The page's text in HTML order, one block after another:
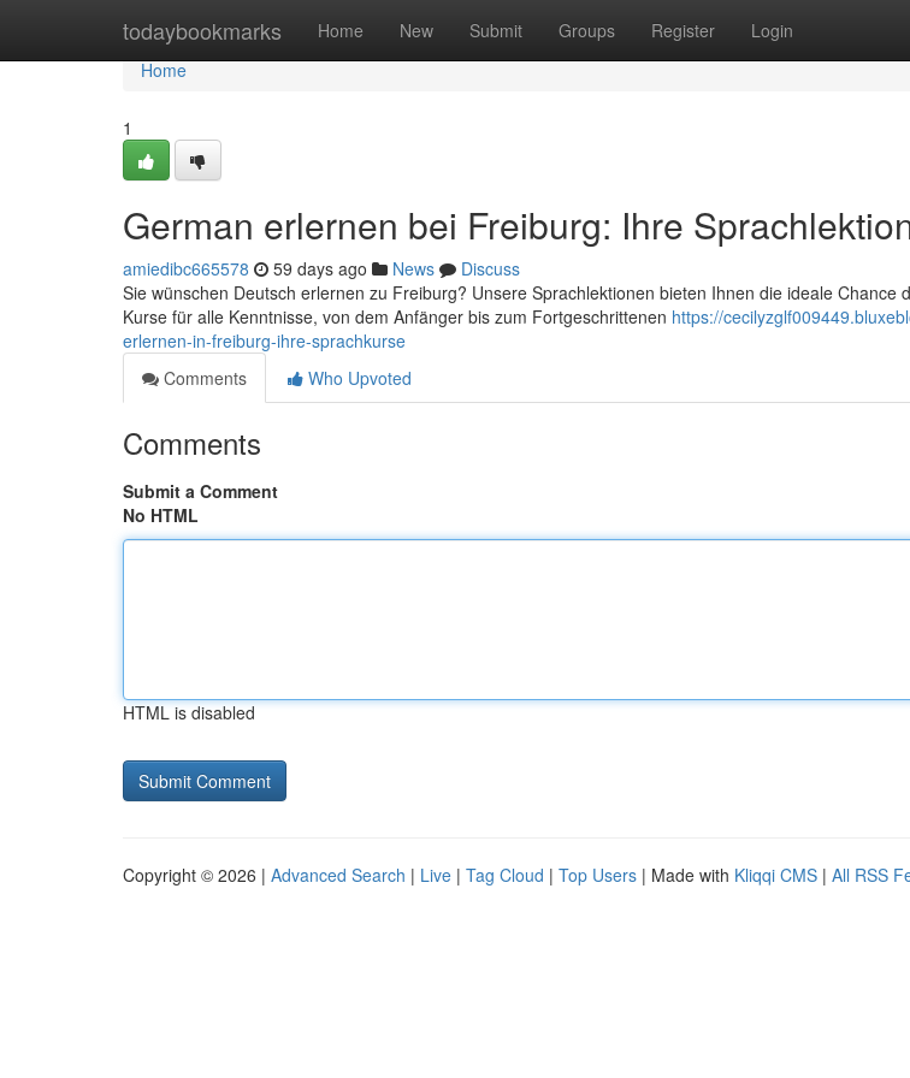
todaybookmarks Home New Submit Groups Register Login
Home
Home
1
German erlernen bei Freiburg: Ihre
amiedibc665578 59 days ago News
Discuss
Sie wünschen Deutsch erlernen zu Freiburg? Unsere Sprachlektionen bieten Ihnen die ideale Chance
Kurse für alle Kenntnisse, von dem Anfänger bis zum Fortgeschrittenen https://
erlernen-in-freiburg-ihre-sprachkurse
Comments
Who Upvoted
Comments
Submit a Comment
No HTML
HTML is disabled
Copyright © 2026 | Advanced Search | Live | Tag Cloud | Top Users | Made with Kliqqi CMS | All RSS